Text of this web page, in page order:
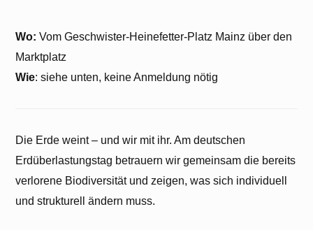
Wo: Vom Geschwister-Heinefetter-Platz Mainz über den
Marktplatz
Wie: siehe unten, keine Anmeldung nötig
Die Erde weint – und wir mit ihr. Am deutschen
Erdüberlastungstag betrauern wir gemeinsam die bereits
verlorene Biodiversität und zeigen, was sich individuell
und strukturell ändern muss.
Drittanbieter weitergegeben werden.
Inhalt entsperren
Erforderlichen Service akzeptieren